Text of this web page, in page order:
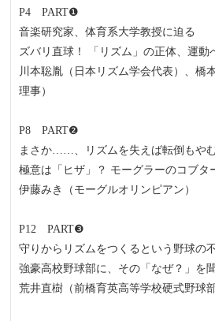
P4 PART❶
音楽研究家、体育系大学教授に迫る
ズバリ直球！ 「リズム」の正体、運動
川本聡胤（日本リズム学会代表）、橋
理事）
P8 PART❷
まさか……、リズムを失えば転倒もや
極意は「ヒザ」？ モーグラーのコブタ
伊藤みき（モーグルオリンピアン）
P12 PART❸
守りからリズムをつくるという野球の
強豪高校野球部に、その「なぜ？」を
荒井直樹（前橋育英高等学校硬式野球